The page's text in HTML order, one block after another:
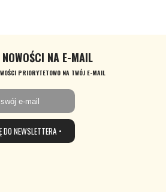
NOWOŚCI NA E-MAIL
PRIORYTETOWO NA TWÓJ E-MAIL
NEWSLETTERA •